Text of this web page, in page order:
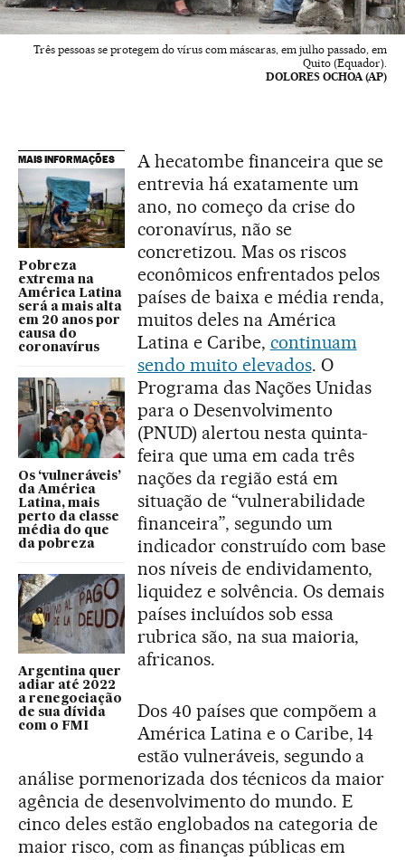
Três pessoas se protegem do vírus com máscaras, em julho passado, em
Quito (Equador).
DOLORES OCHOA (AP)
MAIS INFORMAÇÕES
Pobreza
extrema na
América Latina
será a mais alta
em 20 anos por
causa do
coronavírus
Os ‘vulneráveis’
da América
Latina, mais
perto da classe
média do que
da pobreza
Argentina quer
adiar até 2022
a renegociação
de sua dívida
com o FMI
A hecatombe financeira que se
entrevia há exatamente um
ano, no começo da crise do
coronavírus, não se
concretizou. Mas os riscos
econômicos enfrentados pelos
países de baixa e média renda,
muitos deles na América
Latina e Caribe, continuam
sendo muito elevados. O
Programa das Nações Unidas
para o Desenvolvimento
(PNUD) alertou nesta quinta-
feira que uma em cada três
nações da região está em
situação de “vulnerabilidade
financeira”, segundo um
indicador construído com base
nos níveis de endividamento,
liquidez e solvência. Os demais
países incluídos sob essa
rubrica são, na sua maioria,
africanos.
Dos 40 países que compõem a
América Latina e o Caribe, 14
estão vulneráveis, segundo a
análise pormenorizada dos técnicos da maior
agência de desenvolvimento do mundo. E
cinco deles estão englobados na categoria de
maior risco, com as finanças públicas em